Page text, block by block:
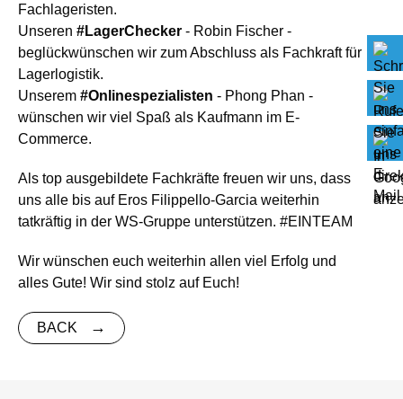
Fachlageristen.
Unseren #LagerChecker - Robin Fischer -
beglückwünschen wir zum Abschluss als Fachkraft für
Lagerlogistik.
Unserem #Onlinespezialisten - Phong Phan -
wünschen wir viel Spaß als Kaufmann im E-
Commerce.
Als top ausgebildete Fachkräfte freuen wir uns, dass
uns alle bis auf Eros Filippello-Garcia weiterhin
tatkräftig in der WS-Gruppe unterstützen. #EINTEAM
Wir wünschen euch weiterhin allen viel Erfolg und
alles Gute! Wir sind stolz auf Euch!
BACK